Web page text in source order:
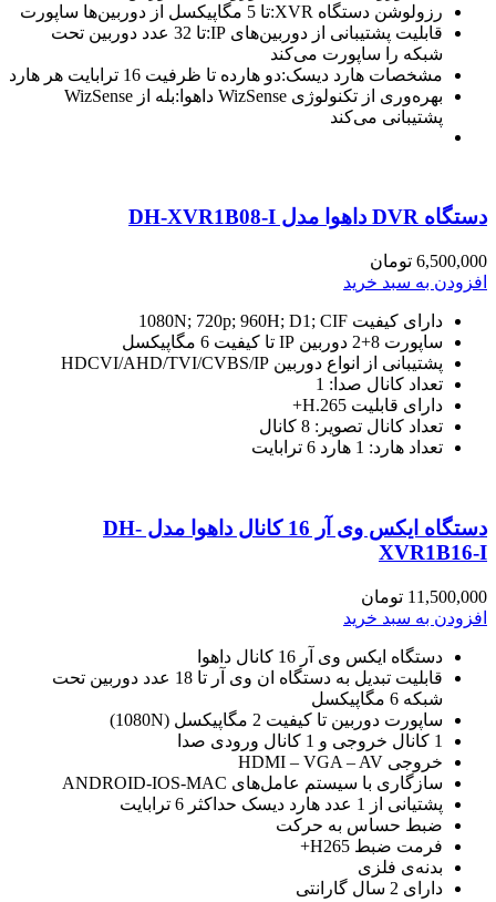
رزولوشن دستگاه XVR:تا 5 مگاپیکسل از دوربین‌ها ساپورت
قابلیت پشتیبانی از دوربین‌های IP:تا 32 عدد دوربین تحت
شبکه را ساپورت می‌کند
مشخصات هارد دیسک:دو هارده تا ظرفیت 16 ترابایت هر هارد
بهره‌وری از تکنولوژی WizSense داهوا:بله از WizSense
پشتیبانی می‌کند
دستگاه DVR داهوا مدل DH-XVR1B08-I
6,500,000 تومان
افزودن به سبد خرید
دارای کیفیت 1080N; 720p; 960H; D1; CIF
ساپورت 8+2 دوربین IP تا کیفیت 6 مگاپیکسل
پشتیبانی از انواع دوربین HDCVI/AHD/TVI/CVBS/IP
تعداد کانال صدا: 1
دارای قابلیت H.265+
تعداد کانال تصویر: 8 کانال
تعداد هارد: 1 هارد 6 ترابایت
دستگاه ایکس وی آر 16 کانال داهوا مدل DH-
XVR1B16-I
11,500,000 تومان
افزودن به سبد خرید
دستگاه ایکس وی آر 16 کانال داهوا
قابلیت تبدیل به دستگاه ان وی آر تا 18 عدد دوربین تحت
شبکه 6 مگاپیکسل
ساپورت دوربین تا کیفیت 2 مگاپیکسل (1080N)
1 کانال خروجی و 1 کانال ورودی صدا
خروجی HDMI – VGA – AV
سازگاری با سیستم عامل‌های ANDROID-IOS-MAC
پشتیانی از 1 عدد هارد دیسک حداکثر 6 ترابایت
ضبط حساس به حرکت
فرمت ضبط H265+
بدنه‌ی فلزی
دارای 2 سال گارانتی